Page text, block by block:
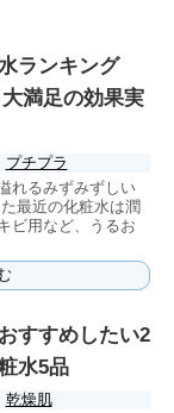
ランキング
満足の効果実
プチプラ
れるみずみずしい
最近の化粧水は潤
ビ用など、うるお
すすめしたい2
水5品
乾燥肌